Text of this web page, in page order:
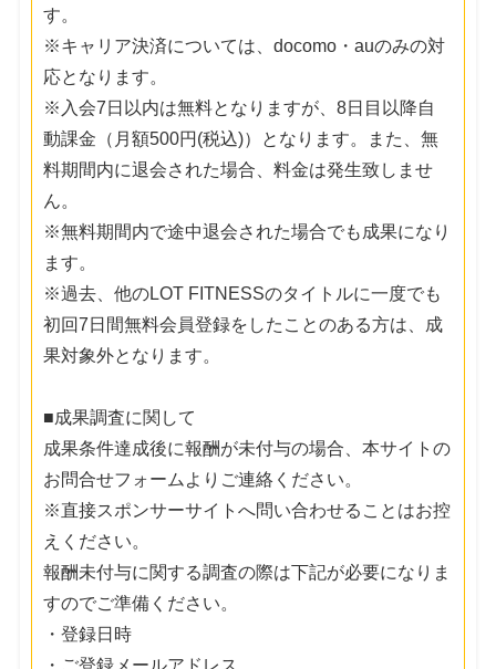
す。
※キャリア決済については、docomo・auのみの対
応となります。
※入会7日以内は無料となりますが、8日目以降自
動課金（月額500円(税込)）となります。また、無
料期間内に退会された場合、料金は発生致しませ
ん。
※無料期間内で途中退会された場合でも成果になり
ます。
※過去、他のLOT FITNESSのタイトルに一度でも
初回7日間無料会員登録をしたことのある方は、成
果対象外となります。
■成果調査に関して
成果条件達成後に報酬が未付与の場合、本サイトの
お問合せフォームよりご連絡ください。
※直接スポンサーサイトへ問い合わせることはお控
えください。
報酬未付与に関する調査の際は下記が必要になりま
すのでご準備ください。
・登録日時
・ご登録メールアドレス